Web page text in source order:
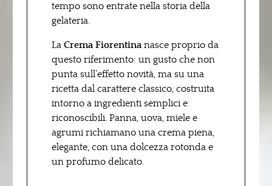
tempo sono entrate nella storia della
gelateria.
La Crema Fiorentinanasce proprio da
questo riferimento: un gusto che non
punta sull’effetto novità, ma su una
ricetta dal carattere classico, costruita
intorno a ingredienti semplici e
riconoscibili. Panna, uova, miele e
agrumi richiamano una crema piena,
elegante, con una dolcezza rotonda e
un profumo delicato.